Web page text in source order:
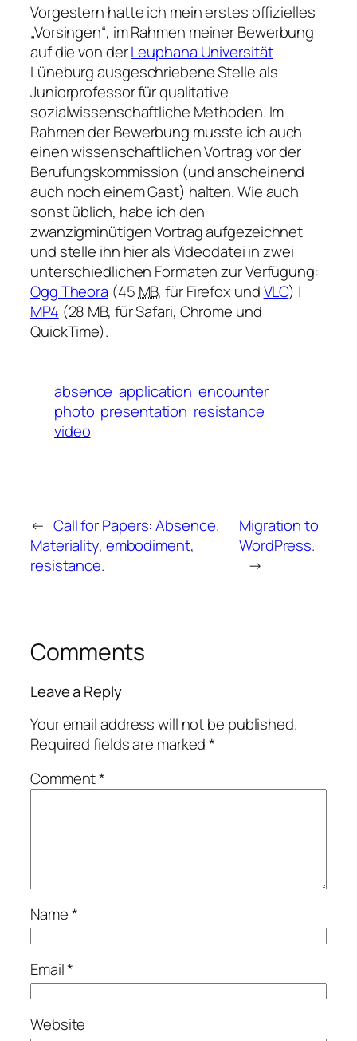
Vorgestern hatte ich mein erstes offizielles
Vorsingen , im Rahmen meiner Bewerbung
auf die von derLeuphana Universität
Lüneburg ausgeschriebene Stelle als
Juniorprofessor für qualitative
sozialwissenschaftliche Methoden. Im
Rahmen der Bewerbung musste ich auch
einen wissenschaftlichen Vortrag vor der
Berufungskommission (und anscheinend
auch noch einem Gast) halten. Wie auch
sonst üblich, habe ich den
zwanzigminütigen Vortrag aufgezeichnet
und stelle ihn hier als Videodatei in zwei
unterschiedlichen Formaten zur Verfügung:
Ogg Theora (45 MB, für Firefox undVLC) |
MP4 (28 MB, für Safari, Chrome und
QuickTime).
absence application encounter
photo presentation resistance
video
← Call for Papers: Absence.
Materiality, embodiment,
resistance.
Migration to
WordPress.
→
Comments
Leave a Reply
Your email address will not be published.
Required fields are marked*
Comment*
Name*
Email*
Website